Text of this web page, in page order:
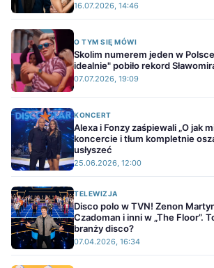
16.07.2026, 14:46
O TYM SIĘ MÓWI
Skolim numerem jeden w
idealnie" pobiło rekord
07.07.2026, 19:09
KONCERT
Alexa i Fonzy zaśpiewali „O jak
koncercie i tłum kompletnie
usłyszeć
25.06.2026, 12:00
TELEWIZJA
Disco polo w TVN! Zenon
Czadoman i inni w „The Floor”.
branży disco?
07.04.2026, 16:34